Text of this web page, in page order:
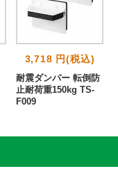
3,718 円(税込)
耐震ダンパー 転倒防
止耐荷重150kg TS-
F009